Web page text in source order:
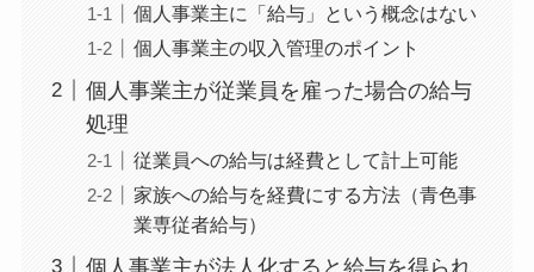
個人事業主に「給与」という概念はない
個人事業主の収入管理のポイント
個人事業主が従業員を雇った場合の給与
処理
従業員への給与は経費として計上可能
家族への給与を経費にする方法（青色事
業専従者給与）
個人事業主が法人化すると給与を得られ